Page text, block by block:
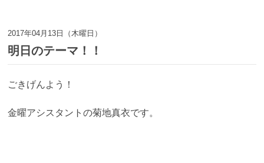
2017年04月13日（木曜日）
明日のテーマ！！
ごきげんよう！
金曜アシスタントの菊地真衣です。